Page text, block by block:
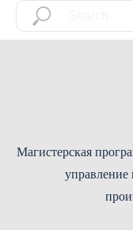
Магистерская
управление